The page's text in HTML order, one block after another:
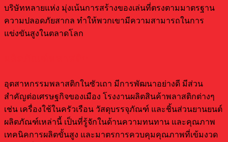
บริษัทหลายแห่ง มุ่งเน้นการสร้างของเล่นที่ตรงตามมาตรฐาน
ความปลอดภัยสากล ทำให้พวกเขามีความสามารถในการ
แข่งขันสูงในตลาดโลก
อุตสาหกรรมพลาสติกในซัวเถา มีการพัฒนาอย่างดี มีส่วน
สำคัญต่อเศรษฐกิจของเมือง โรงงานผลิตสินค้าพลาสติกต่างๆ
เช่น เครื่องใช้ในครัวเรือน วัสดุบรรจุภัณฑ์ และชิ้นส่วนยานยนต์
ผลิตภัณฑ์เหล่านี้ เป็นที่รู้จักในด้านความทนทาน และคุณภาพ
เทคนิคการผลิตขั้นสูง และมาตรการควบคุมคุณภาพที่เข้มงวด